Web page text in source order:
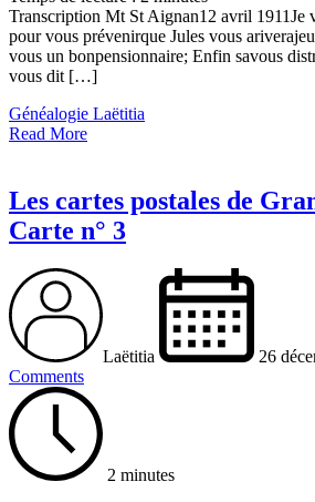
Transcription Mt St Aignan12 avril 1911Je
pour vous prévenirque Jules vous
vous un bonpensionnaire; Enfin savous
vous dit […]
Généalogie Laëtitia
Read More
Les cartes postales de
Carte n° 3
Laëtitia 26
Comments
2 minutes